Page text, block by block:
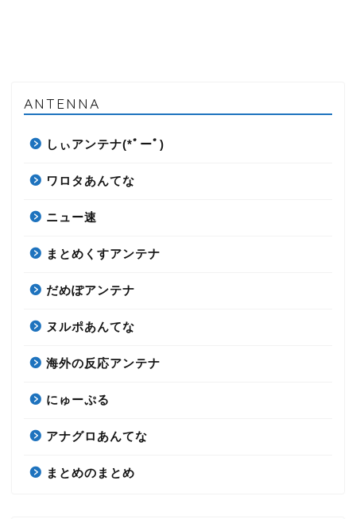
ANTENNA
しぃアンテナ(*ﾟーﾟ)
ワロタあんてな
ニュー速
まとめくすアンテナ
だめぽアンテナ
ヌルポあんてな
海外の反応アンテナ
にゅーぷる
アナグロあんてな
まとめのまとめ